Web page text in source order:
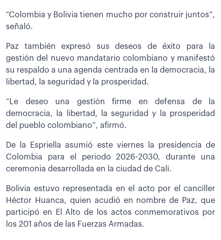
“Colombia y Bolivia tienen mucho por construir juntos”,
señaló.
Paz también expresó sus deseos de éxito para la
gestión del nuevo mandatario colombiano y manifestó
su respaldo a una agenda centrada en la democracia, la
libertad, la seguridad y la prosperidad.
“Le deseo una gestión firme en defensa de la
democracia, la libertad, la seguridad y la prosperidad
del pueblo colombiano”, afirmó.
De la Espriella asumió este viernes la presidencia de
Colombia para el periodo 2026-2030, durante una
ceremonia desarrollada en la ciudad de Cali.
Bolivia estuvo representada en el acto por el canciller
Héctor Huanca, quien acudió en nombre de Paz, que
participó en El Alto de los actos conmemorativos por
los 201 años de las Fuerzas Armadas.